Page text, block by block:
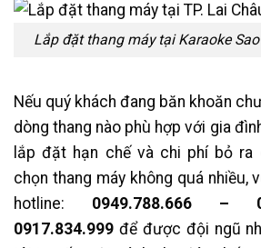
Lắp đặt thang máy tại Karaoke
Nếu quý khách đang băn khoăn
dòng thang nào phù hợp với gia
lắp đặt hạn chế và chi phí bỏ ra
chọn thang máy không quá nhiều,
hotline: 0949.788.666 –
0917.834.999 để được đội ngũ